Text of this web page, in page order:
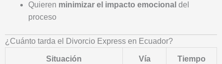
Quieren minimizar el impacto emocional del
proceso
¿Cuánto tarda el Divorcio Express en Ecuador?
Situación Vía
Tiempo